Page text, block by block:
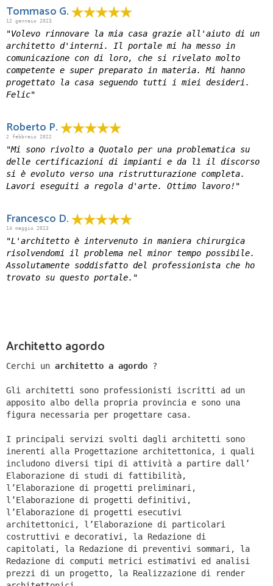
Tommaso G.
12 gennaio 2023
"Volevo rinnovare la mia casa grazie all'aiuto di un
architetto d'interni. Il portale mi ha messo in
comunicazione con di loro, che si rivelato molto
competente e super preparato in materia. Mi hanno
progettato la casa seguendo tutti i miei desideri.
Felic"
Roberto P.
2 febbraio 2022
"Mi sono rivolto a Quotalo per una problematica su
delle certificazioni di impianti e da lì il discorso
si è evoluto verso una ristrutturazione completa.
Lavori eseguiti a regola d'arte. Ottimo lavoro!"
Francesco D.
14 maggio 2023
"L'architetto è intervenuto in maniera chirurgica
risolvendomi il problema nel minor tempo possibile.
Assolutamente soddisfatto del professionista che ho
trovato su questo portale."
Architetto agordo
Cerchi un architetto a agordo ?
Gli architetti sono professionisti iscritti ad un
apposito albo della propria provincia e sono una
figura necessaria per progettare casa.
I principali servizi svolti dagli architetti sono
inerenti alla Progettazione architettonica, i quali
includono diversi tipi di attività a partire dall’
Elaborazione di studi di fattibilità,
l’Elaborazione di progetti preliminari,
l’Elaborazione di progetti definitivi,
l’Elaborazione di progetti esecutivi
architettonici, l’Elaborazione di particolari
costruttivi e decorativi, la Redazione di
capitolati, la Redazione di preventivi sommari, la
Redazione di computi metrici estimativi ed analisi
prezzi di un progetto, la Realizzazione di render